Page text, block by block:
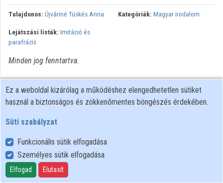
Tulajdonos: Újváriné Tüskés Anna Kategóriák: Magyar irodalom
Lejátszási listák: Imitáció és
parafrázis
Minden jog fenntartva.
Felhasználói szabályzat
Adatkezelési tájékoztató
Süti szabályzat
Ez a weboldal kizárólag a működéshez elengedhetetlen sütiket
használ a biztonságos és zökkenőmentes böngészés érdekében.
Süti szabályzat
Funkcionális sütik elfogadása
Személyes sütik elfogadása
Elfogad Elutasít